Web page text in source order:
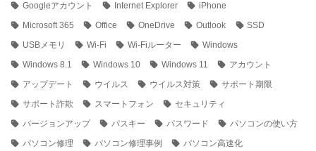
Googleアカウント
Internet Explorer
iPhone
Microsoft 365
Office OneDrive Outlook
SSD
USBメモリ
Wi-Fi Wi-Fiルーター
Windows
Windows 8.1
Windows 10 Windows 11
アカウント
アップデート
ウイルス ウイルス対策
サポート期限
サポート詐欺
スマートフォン
セキュリティ
バージョンアップ
パスキー パスワード
パソコンの使い方
パソコン修理
パソコン修理事例
パソコン高速化